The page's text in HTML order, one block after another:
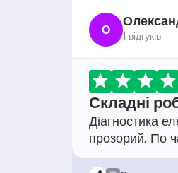
О 1 відгукiв
Складні
Діагностика